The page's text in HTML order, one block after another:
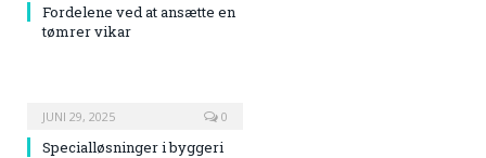
Fordelene ved at ansætte en
tømrer vikar
JUNI 29, 2025 0
Specialløsninger i byggeri